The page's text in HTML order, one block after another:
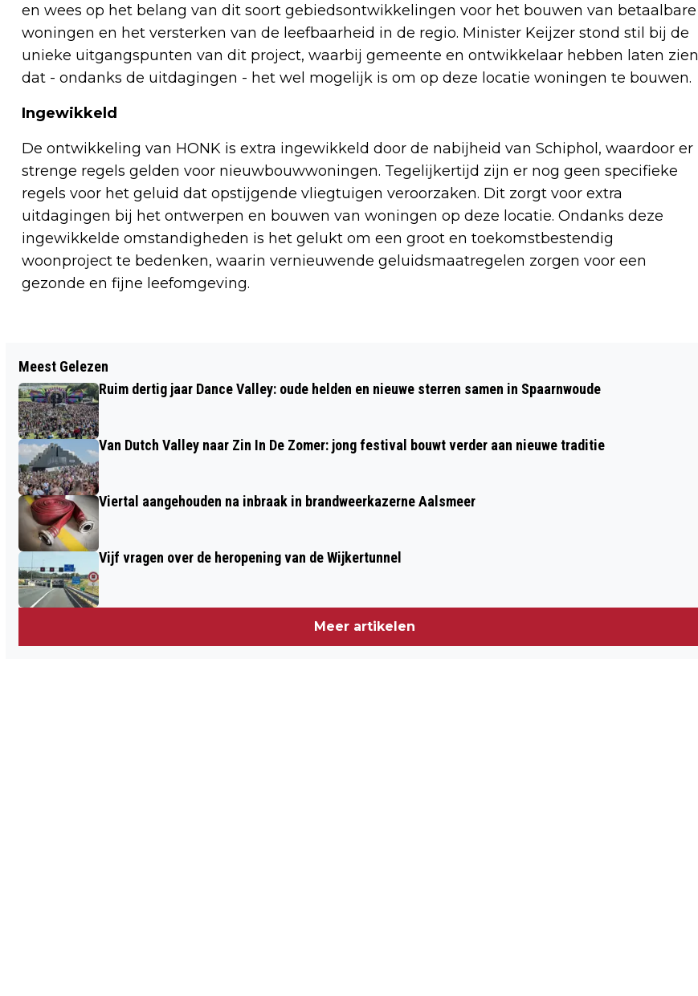
en wees op het belang van dit soort gebiedsontwikkelingen voor het bouwen van betaalbare
woningen en het versterken van de leefbaarheid in de regio. Minister Keijzer stond stil bij de
unieke uitgangspunten van dit project, waarbij gemeente en ontwikkelaar hebben laten zien
dat - ondanks de uitdagingen - het wel mogelijk is om op deze locatie woningen te bouwen.
Ingewikkeld
De ontwikkeling van HONK is extra ingewikkeld door de nabijheid van Schiphol, waardoor er
strenge regels gelden voor nieuwbouwwoningen. Tegelijkertijd zijn er nog geen specifieke
regels voor het geluid dat opstijgende vliegtuigen veroorzaken. Dit zorgt voor extra
uitdagingen bij het ontwerpen en bouwen van woningen op deze locatie. Ondanks deze
ingewikkelde omstandigheden is het gelukt om een groot en toekomstbestendig
woonproject te bedenken, waarin vernieuwende geluidsmaatregelen zorgen voor een
gezonde en fijne leefomgeving.
LICHT, POËZIE EN HERINNERING
TIJDENS JAARLIJKSE HERDENKING OP
GEDENKPARK WESTERVELD
FOYER IN HOOFDDORP KLAAR VOOR
Meest Gelezen
Ruim dertig jaar Dance Valley: oude helden en nieuwe sterren samen in Spaarnwoude
Van Dutch Valley naar Zin In De Zomer: jong festival bouwt verder aan nieuwe traditie
Viertal aangehouden na inbraak in brandweerkazerne Aalsmeer
Vijf vragen over de heropening van de Wijkertunnel
Meer artikelen